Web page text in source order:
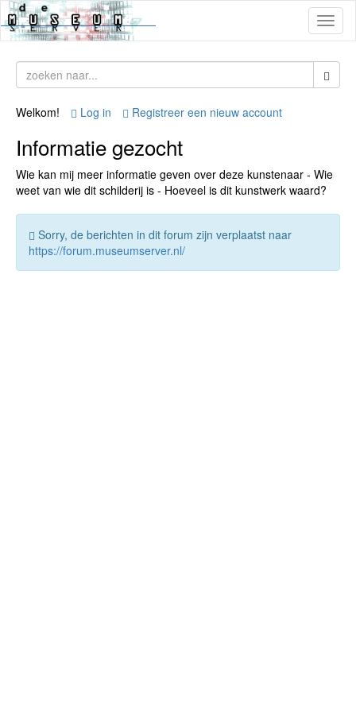
Welkom! Log in Registreer een nieuw account
Informatie gezocht
Wie kan mij meer informatie geven over deze kunstenaar - Wie
weet van wie dit schilderij is - Hoeveel is dit kunstwerk waard?
Sorry, de berichten in dit forum zijn verplaatst naar
https://forum.museumserver.nl/